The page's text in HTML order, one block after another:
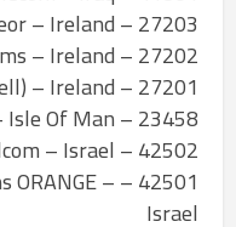
27203 – Meteor – Ireland
27202 – O2 Comms – Ireland
27201 – Vodaphone (was Eirecell) – Ireland
23458 – PRonto GSM – Isle Of Man
42502 – Cellcom – Israel
ORANGE –
Israel